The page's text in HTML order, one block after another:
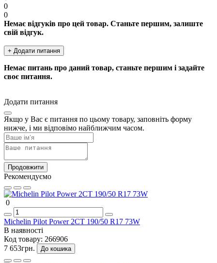
0
0
Немає відгуків про цей товар. Станьте першим, залиште
свій відгук.
+ Додати питання
Немає питань про даний товар, станьте першим і задайте
своє питання.
Додати питання
Якщо у Вас є питання по цьому товару, заповніть форму
нижче, і ми відповімо найближчим часом.
Продовжити
Рекомендуємо
0
Michelin Pilot Power 2CT 190/50 R17 73W
В наявності
Код товару: 266906
7 653грн.
До кошика